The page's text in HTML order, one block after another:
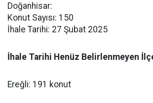
Doğanhisar:
Konut Sayısı: 150
İhale Tarihi: 27 Şubat 2025
İhale Tarihi Henüz Belirlenmeyen
Ereğli: 191 konut